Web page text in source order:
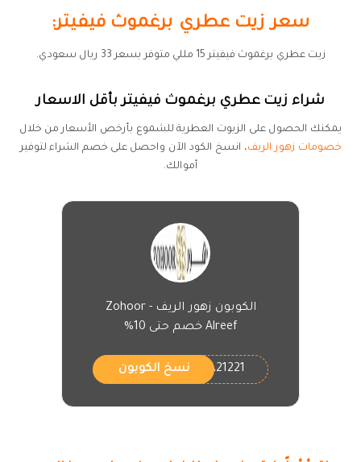
سعر زيت عطري برغموث فيفيتر:
زيت عطري برغموث فيفيتر 15 مللي متوفر بسعر 33 ريال سعودي.
شراء زيت عطري برغموث فيفيتر بأقل الاسعار
يمكنك الحصول على الزيوت العطرية للشموع بأرخص الأسعار من خلال
خصومات زهور الريف، انسخ الكود الآن واحصل على خصم الشراء لتوفير
أموالك.
الكوبون زهور الريف - Zohoor
Alreef خصم حتى 10%
ZA21221 نسخ الكوبون